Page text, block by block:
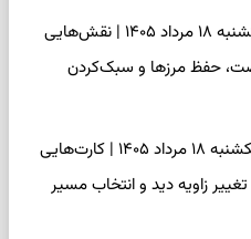
فال قهوه امروز یکشنبه ۱۸ مرداد ۱۴۰۵ | نقش‌هایی
حفظ مرزها و سبک‌کردن
فال تاروت امروز یکشنبه ۱۸ مرداد ۱۴۰۵ | کارت‌هایی
تغییر زاویه دید و انتخاب مسیر